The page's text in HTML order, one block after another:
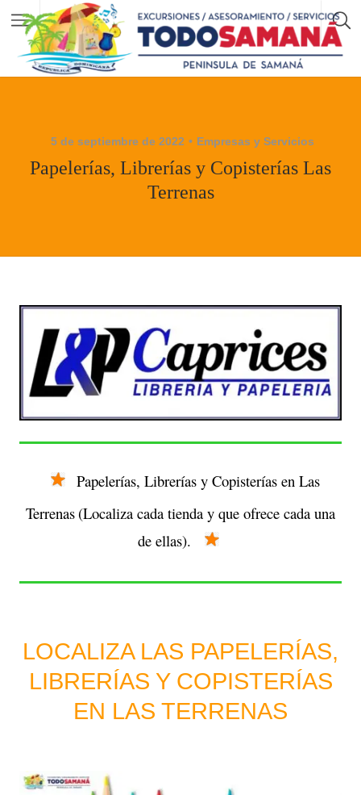
5 de septiembre de 2022 Empresas y Servicios
Papelerías, Librerías y Copisterías Las
Terrenas
Papelerías, Librerías y Copisterías en Las
Terrenas (Localiza cada tienda y que ofrece cada una
de ellas).
LOCALIZA LAS PAPELERÍAS,
LIBRERÍAS Y COPISTERÍAS
EN LAS TERRENAS